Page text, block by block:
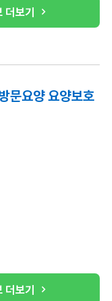
더보기
요양 요양보호
더보기